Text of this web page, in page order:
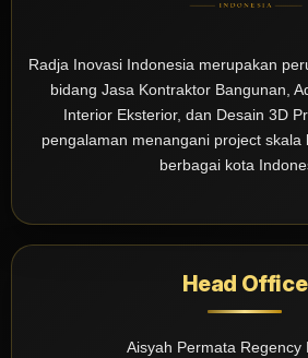
Radja Inovasi Indonesia merupakan
bidang Jasa Kontraktor Bangunan,
Interior Eksterior, dan Desain 3D
pengalaman menangani project skala
berbagai kota
Head Office
Aisyah Permata Regency